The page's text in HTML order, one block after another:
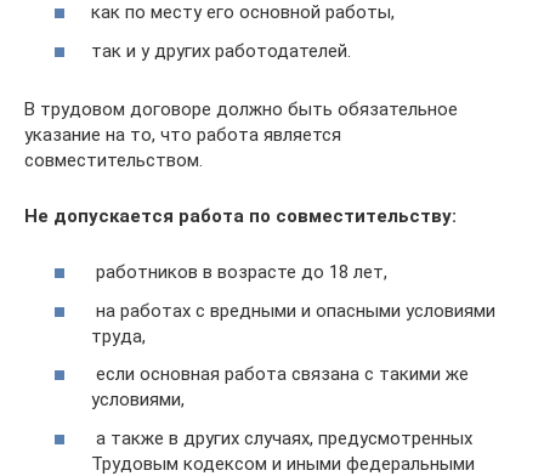
как по месту его основной работы,
так и у других работодателей.
В трудовом договоре должно быть обязательное
указание на то, что работа является
совместительством.
Не допускается работа по совместительству:
работников в возрасте до 18 лет,
на работах с вредными и опасными условиями
труда,
если основная работа связана с такими же
условиями,
а также в других случаях, предусмотренных
Трудовым кодексом и иными федеральными